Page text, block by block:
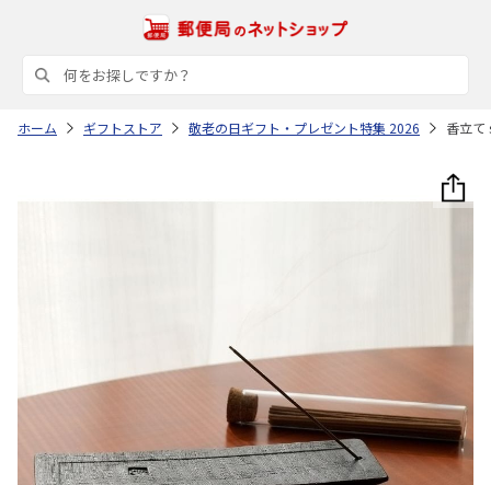
ホーム ギフトストア 敬老の日ギフト・プレゼント特集 2026 香立て